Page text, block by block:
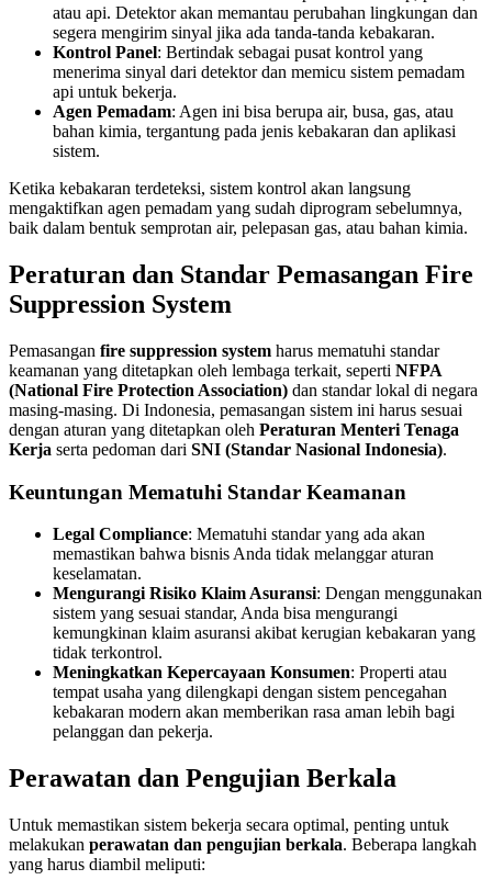
atau api. Detektor akan memantau perubahan lingkungan dan
segera mengirim sinyal jika ada tanda-tanda kebakaran.
Kontrol Panel: Bertindak sebagai pusat kontrol yang
menerima sinyal dari detektor dan memicu sistem pemadam
api untuk bekerja.
Agen Pemadam: Agen ini bisa berupa air, busa, gas, atau
bahan kimia, tergantung pada jenis kebakaran dan aplikasi
sistem.
Ketika kebakaran terdeteksi, sistem kontrol akan langsung
mengaktifkan agen pemadam yang sudah diprogram sebelumnya,
baik dalam bentuk semprotan air, pelepasan gas, atau bahan kimia.
Peraturan dan Standar Pemasangan Fire
Suppression System
Pemasangan fire suppression system harus mematuhi standar
keamanan yang ditetapkan oleh lembaga terkait, seperti NFPA
(National Fire Protection Association) dan standar lokal di negara
masing-masing. Di Indonesia, pemasangan sistem ini harus sesuai
dengan aturan yang ditetapkan oleh Peraturan Menteri Tenaga
Kerja serta pedoman dari SNI (Standar Nasional Indonesia).
Keuntungan Mematuhi Standar Keamanan
Legal Compliance: Mematuhi standar yang ada akan
memastikan bahwa bisnis Anda tidak melanggar aturan
keselamatan.
Mengurangi Risiko Klaim Asuransi: Dengan menggunakan
sistem yang sesuai standar, Anda bisa mengurangi
kemungkinan klaim asuransi akibat kerugian kebakaran yang
tidak terkontrol.
Meningkatkan Kepercayaan Konsumen: Properti atau
tempat usaha yang dilengkapi dengan sistem pencegahan
kebakaran modern akan memberikan rasa aman lebih bagi
pelanggan dan pekerja.
Perawatan dan Pengujian Berkala
Untuk memastikan sistem bekerja secara optimal, penting untuk
melakukan perawatan dan pengujian berkala. Beberapa langkah
yang harus diambil meliputi: